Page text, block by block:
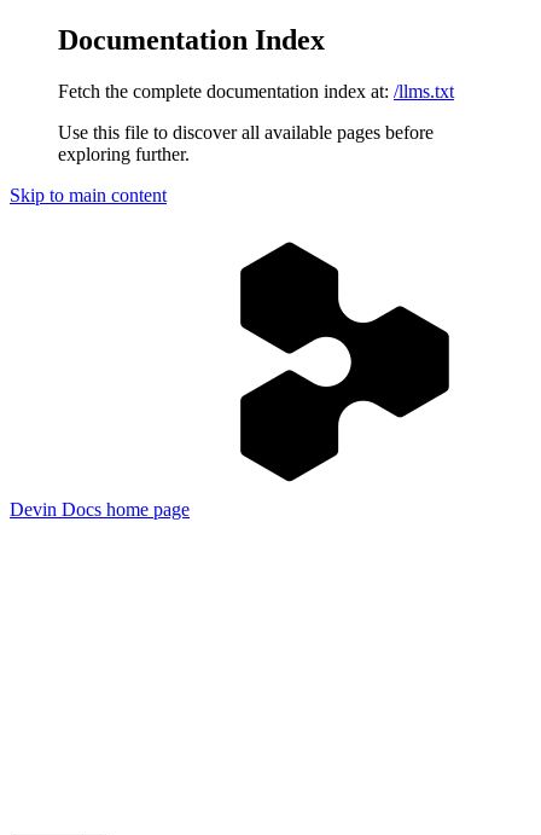
Documentation Index
Fetch the complete documentation index at: /llms.txt
Use this file to discover all available pages before
exploring further.
Skip to main content
Devin Docs home page